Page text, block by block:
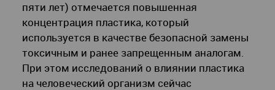
пяти лет) отмечается повышенная
концентрация пластика, который
используется в качестве безопасной замены
токсичным и ранее запрещенным аналогам.
При этом исследований о влиянии пластика
на человеческий организм сейчас